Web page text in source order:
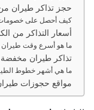
حجز تذاكر طيران
كيف أحصل على خصومات
أسعار التذاكر من
ما هو أسرع وقت طيران
تذاكر طيران مخفضة
ما هي أشهر خطوط
مواقع حجوزات